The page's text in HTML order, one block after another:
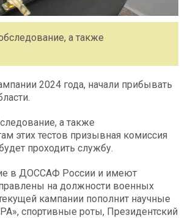
а также
2024 года, начали прибывать
а также
этих тестов призывная комиссия
проходить службу.
в ДОССАФ России и имеют
на должности военных
кампании пополнит научные
спортивные роты, Президентский